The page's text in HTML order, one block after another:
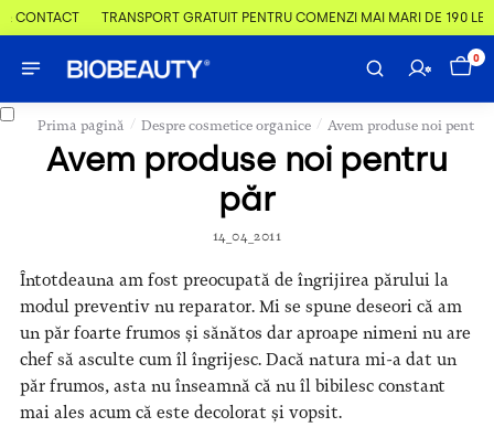
CONTACT TRANSPORT GRATUIT PENTRU COMENZI MAI MARI DE 190 LEI
0
Prima pagină / Despre cosmetice organice / Avem produse noi pentru
Avem produse noi pentru
păr
14_04_2011
Întotdeauna am fost preocupată de îngrijirea părului la
modul preventiv nu reparator. Mi se spune deseori că am
un păr foarte frumos și sănătos dar aproape nimeni nu are
chef să asculte cum îl îngrijesc. Dacă natura mi-a dat un
păr frumos, asta nu înseamnă că nu îl bibilesc constant
mai ales acum că este decolorat și vopsit.